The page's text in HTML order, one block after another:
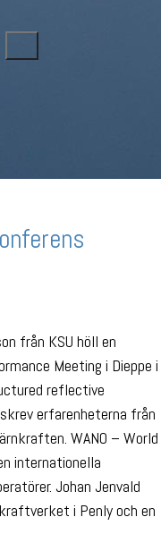
från KSU höll en
Meeting i Dieppe i
reflective
erfarenheterna från
WANO – World
internationella
Johan Jenvald
i Penly och en